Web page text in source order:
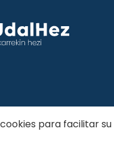
para facilitar